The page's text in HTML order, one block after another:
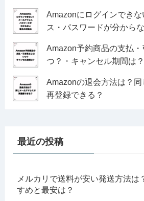
Amazonにログインでき
ス・パスワードが分から
Amazon予約商品の支払
つ？・キャンセル期間は？
Amazonの退会方法は？
再登録できる？
最近の投稿
メルカリで送料が安い発送方法は
すめと最安は？